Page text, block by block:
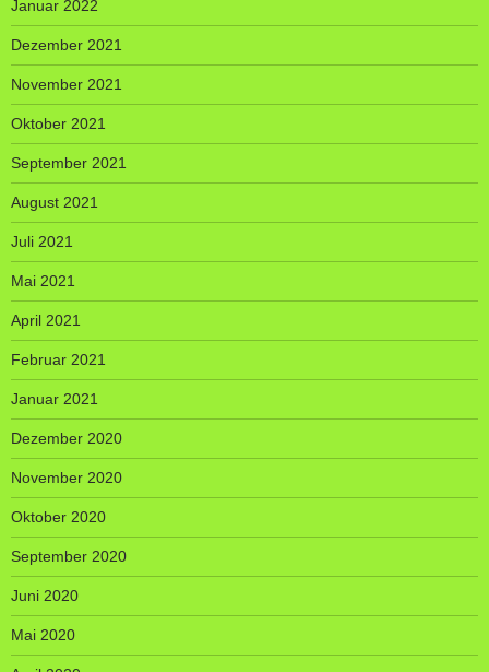
Januar 2022
Dezember 2021
November 2021
Oktober 2021
September 2021
August 2021
Juli 2021
Mai 2021
April 2021
Februar 2021
Januar 2021
Dezember 2020
November 2020
Oktober 2020
September 2020
Juni 2020
Mai 2020